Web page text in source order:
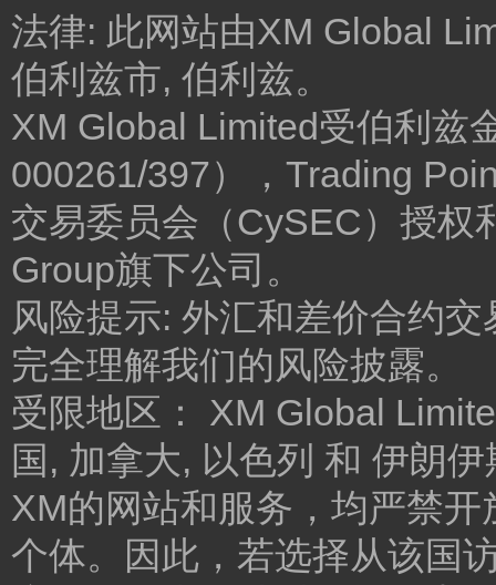
法律: 此网站由XM Global
伯利兹市, 伯利兹。
XM Global Limited受伯利兹
000261/397），Trading
交易委员会（CySEC）授权
Group旗下公司。
风险提示: 外汇和差价合约
完全理解我们的风险披露。
受限地区： XM Global
国, 加拿大, 以色列 和 伊朗
XM的网站和服务，均严禁
个体。因此，若选择从该国